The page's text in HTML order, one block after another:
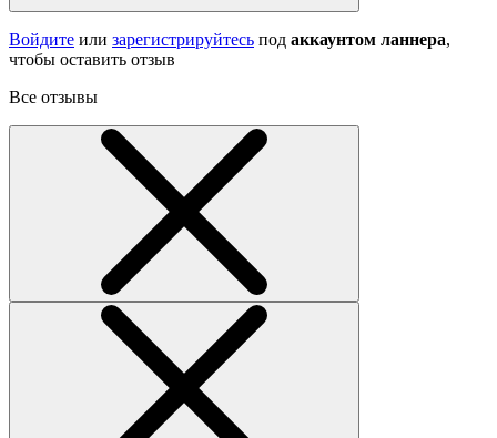
Войдите или зарегистрируйтесь под аккаунтом ланнера,
чтобы оставить отзыв
Все отзывы